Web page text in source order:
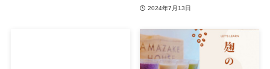
2024年7月13日